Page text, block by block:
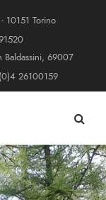
10151 Torino
Baldassini, 69007
26100159